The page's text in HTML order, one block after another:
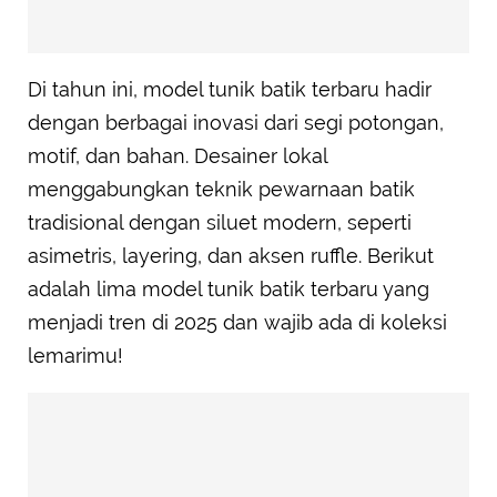
Di tahun ini, model tunik batik terbaru hadir
dengan berbagai inovasi dari segi potongan,
motif, dan bahan. Desainer lokal
menggabungkan teknik pewarnaan batik
tradisional dengan siluet modern, seperti
asimetris, layering, dan aksen ruffle. Berikut
adalah lima model tunik batik terbaru yang
menjadi tren di 2025 dan wajib ada di koleksi
lemarimu!